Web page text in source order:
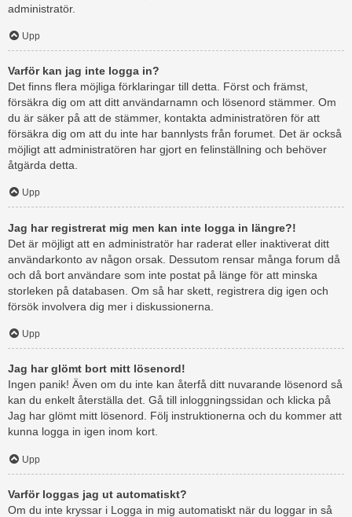
administratör.
Upp
Varför kan jag inte logga in?
Det finns flera möjliga förklaringar till detta. Först och främst,
försäkra dig om att ditt användarnamn och lösenord stämmer. Om
du är säker på att de stämmer, kontakta administratören för att
försäkra dig om att du inte har bannlysts från forumet. Det är också
möjligt att administratören har gjort en felinställning och behöver
åtgärda detta.
Upp
Jag har registrerat mig men kan inte logga in längre?!
Det är möjligt att en administratör har raderat eller inaktiverat ditt
användarkonto av någon orsak. Dessutom rensar många forum då
och då bort användare som inte postat på länge för att minska
storleken på databasen. Om så har skett, registrera dig igen och
försök involvera dig mer i diskussionerna.
Upp
Jag har glömt bort mitt lösenord!
Ingen panik! Även om du inte kan återfå ditt nuvarande lösenord så
kan du enkelt återställa det. Gå till inloggningssidan och klicka på
Jag har glömt mitt lösenord. Följ instruktionerna och du kommer att
kunna logga in igen inom kort.
Upp
Varför loggas jag ut automatiskt?
Om du inte kryssar i Logga in mig automatiskt när du loggar in så